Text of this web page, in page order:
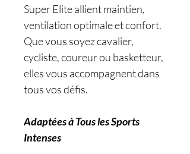
Super Elite allient maintien,
ventilation optimale et confort.
Que vous soyez cavalier,
cycliste, coureur ou basketteur,
elles vous accompagnent dans
tous vos défis.
Adaptées à Tous les Sports
Intenses